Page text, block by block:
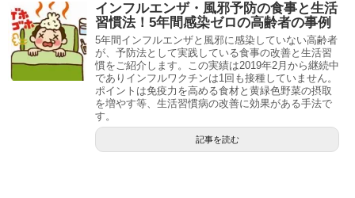
インフルエンザ・風邪予防の食事と生活
習慣法！5年間感染ゼロの高齢者の事例
5年間インフルエンザと風邪に感染していない高齢者
が、予防法として実践している食事の改善と生活習
慣をご紹介します。この実績は2019年2月から継続中
でありインフルワクチンは1回も接種していません。
ポイントは免疫力を高める食材と黄緑色野菜の摂取
を増やす等、生活習慣病の改善に効果がある手法で
す。
記事を読む